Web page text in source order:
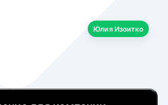
Юлия Изоитко